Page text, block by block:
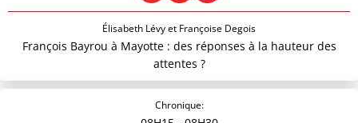
Élisabeth Lévy et Françoise Degois
François Bayrou à Mayotte : des réponses à la hauteur des
attentes ?
Chronique: